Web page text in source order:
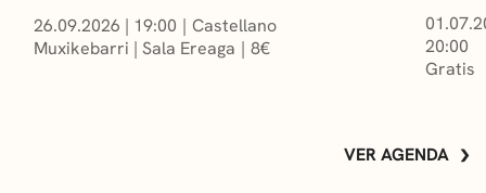
26.09.2026 | 19:00
Castellano
Muxikebarri | Sala Ereaga 8€
20:00
Gratis
VER AGENDA